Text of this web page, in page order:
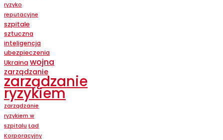
ryzyko
reputacyjne
szpitale
sztuczna
inteligencja
ubezpieczenia
Ukrainawojna
zarządzanie
zarządzanie
ryzykiem
zarządzanie
ryzykiem w
szpitalu Ład
Korporacyjny